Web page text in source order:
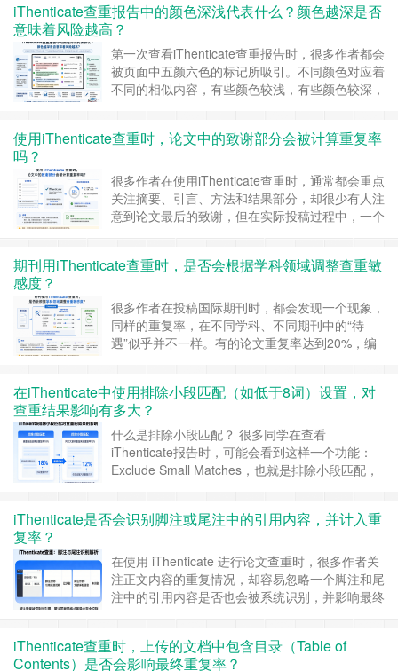
重？如果同一篇论文分别使用LaTeX生成的PDF和
Word文档进行检测，最终得到的相似率是否会有
所不同？ 实际上……继续阅读 »
iThenticate查重报告中的颜色深浅代表什么？颜色越深是否
意味着风险越高？
第一次查看iThenticate查重报告时，很多作者都会
被页面中五颜六色的标记所吸引。不同颜色对应着
不同的相似内容，有些颜色较浅，有些颜色较深，
比较普遍的误解。iThenticate中的颜色设计主要用
容，并不承担风险评级的作用…… 继续阅读 »
使用iThenticate查重时，论文中的致谢部分会被计算重复率
吗？
很多作者在使用iThenticate查重时，通常都会重点
关注摘要、引言、方法和结果部分，却很少有人注
意到论文最后的致谢，但在实际投稿过程中，一个
致谢内容往往比较固定。例如： 相同基金项目编
继续阅读 »
期刊用iThenticate查重时，是否会根据学科领域调整查重敏
感度？
很多作者在投稿国际期刊时，都会发现一个现象，
同样的重复率，在不同学科、不同期刊中的“待
遇”似乎并不一样。有的论文重复率达到20%，编
有疑问，期刊在使用iThenticate查重时，是否会根
据学科领域调整查重敏感度？答案其实是：会，而
且这种差异在实际投稿中非常明显。不过……
阅读 »
在iThenticate中使用排除小段匹配（如低于8词）设置，对
查重结果影响有多大？
什么是排除小段匹配？ 很多同学在查看
iThenticate报告时，可能会看到这样一个功能：
Exclude Small Matches，也就是排除小段匹配，
词，那么所有连续少于8个词的匹配内容，都不会
为学术论文中本身存在大量……继续阅读 »
iThenticate是否会识别脚注或尾注中的引用内容，并计入重
复率？
在使用 iThenticate 进行论文查重时，很多作者关
注正文内容的重复情况，却容易忽略一个脚注和尾
注中的引用内容是否也会被系统识别，并影响最终
大量注释性引用。 一、从技术角度看：脚注和尾
注是可识别文本 iThenticate 在处理文档时，并不
iThenticate查重时，上传的文档中包含目录（Table of
Contents）是否会影响最终重复率？